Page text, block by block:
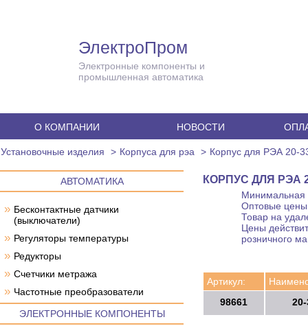
ЭлектроПром
Электронные компоненты и
промышленная автоматика
О КОМПАНИИ НОВОСТИ
Установочные изделия Корпуса для рэа Корпус для РЭА 20-
АВТОМАТИКА
» Бесконтактные датчики
(выключатели)
» Регуляторы температуры
» Редукторы
» Счетчики метража
» Частотные преобразователи
ЭЛЕКТРОННЫЕ КОМПОНЕНТЫ
КОРПУС ДЛЯ РЭА
Минимальная
Оптовые цены
Товар на
Цены
розничного
Артикул:
98661